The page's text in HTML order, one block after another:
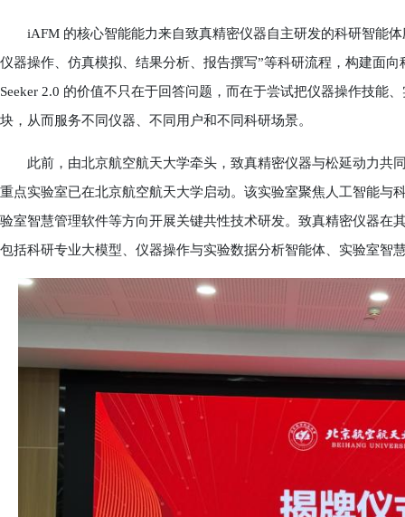
iAFM 的核心智能能力来自致真精密仪器自主研发的科研智能体
仪器操作、仿真模拟、结果分析、报告撰写”等科研流程，构建面
Seeker 2.0 的价值不只在于回答问题，而在于尝试把仪器操作技能
块，从而服务不同仪器、不同用户和不同科研场景。
此前，由北京航空航天大学牵头，致真精密仪器与松延动力共
重点实验室已在北京航空航天大学启动。该实验室聚焦人工智能与
验室智慧管理软件等方向开展关键共性技术研发。致真精密仪器在
包括科研专业大模型、仪器操作与实验数据分析智能体、实验室智